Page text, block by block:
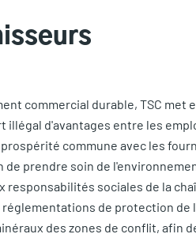
commercial durable, TSC
d'avantages entre les
commune avec les
de prendre soin de
sociales de la
réglementations de protection
des zones de conflit, afin